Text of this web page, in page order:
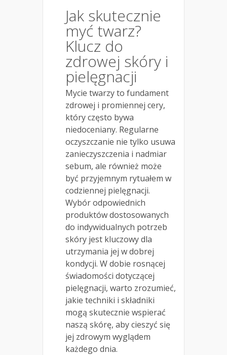
Jak skutecznie
myć twarz?
Klucz do
zdrowej skóry i
pielęgnacji
Mycie twarzy to fundament
zdrowej i promiennej cery,
który często bywa
niedoceniany. Regularne
oczyszczanie nie tylko usuwa
zanieczyszczenia i nadmiar
sebum, ale również może
być przyjemnym rytuałem w
codziennej pielęgnacji.
Wybór odpowiednich
produktów dostosowanych
do indywidualnych potrzeb
skóry jest kluczowy dla
utrzymania jej w dobrej
kondycji. W dobie rosnącej
świadomości dotyczącej
pielęgnacji, warto zrozumieć,
jakie techniki i składniki
mogą skutecznie wspierać
naszą skórę, aby cieszyć się
jej zdrowym wyglądem
każdego dnia.